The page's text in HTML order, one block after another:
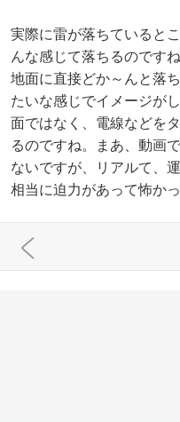
実際に雷が落ちていると
んな感じて落ちるのです
地面に直接どか～んと落
たいな感じでイメージが
面ではなく、電線などを
るのですね。まあ、動画
ないですが、リアルて、
相当に迫力があって怖か